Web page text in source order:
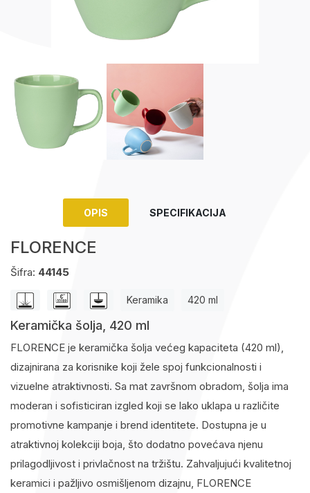
OPIS SPECIFIKACIJA
FLORENCE
Šifra: 44145
Keramika 420 ml
Keramička šolja, 420 ml
FLORENCE je keramička šolja većeg kapaciteta (420 ml),
dizajnirana za korisnike koji žele spoj funkcionalnosti i
vizuelne atraktivnosti. Sa mat završnom obradom, šolja ima
moderan i sofisticiran izgled koji se lako uklapa u različite
promotivne kampanje i brend identitete. Dostupna je u
atraktivnoj kolekciji boja, što dodatno povećava njenu
prilagodljivost i privlačnost na tržištu. Zahvaljujući kvalitetnoj
keramici i pažljivo osmišljenom dizajnu, FLORENCE